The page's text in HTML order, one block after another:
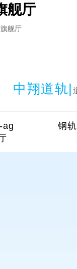
舰厅
舰厅
中翔道轨|
ag
钢轨